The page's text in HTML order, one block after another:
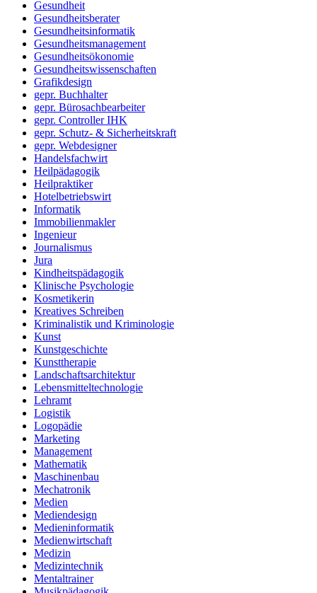
Gesundheit
Gesundheitsberater
Gesundheitsinformatik
Gesundheitsmanagement
Gesundheitsökonomie
Gesundheitswissenschaften
Grafikdesign
gepr. Buchhalter
gepr. Bürosachbearbeiter
gepr. Controller IHK
gepr. Schutz- & Sicherheitskraft
gepr. Webdesigner
Handelsfachwirt
Heilpädagogik
Heilpraktiker
Hotelbetriebswirt
Informatik
Immobilienmakler
Ingenieur
Journalismus
Jura
Kindheitspädagogik
Klinische Psychologie
Kosmetikerin
Kreatives Schreiben
Kriminalistik und Kriminologie
Kunst
Kunstgeschichte
Kunsttherapie
Landschaftsarchitektur
Lebensmitteltechnologie
Lehramt
Logistik
Logopädie
Marketing
Management
Mathematik
Maschinenbau
Mechatronik
Medien
Mediendesign
Medieninformatik
Medienwirtschaft
Medizin
Medizintechnik
Mentaltrainer